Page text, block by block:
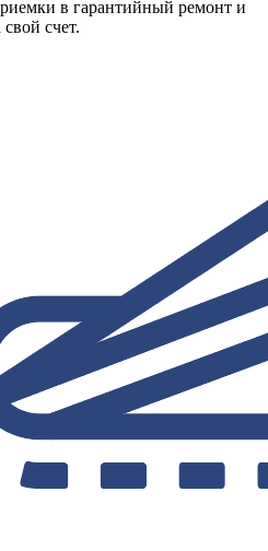
в гарантийный ремонт и
счет.